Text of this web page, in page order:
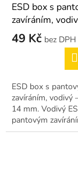
ESD box s
zavíráním,
32 x 14 mm
49 Kč
ESD box s
zavíráním, vodivý
14 mm. Vodivý
pantovým
130 x 32 x 14